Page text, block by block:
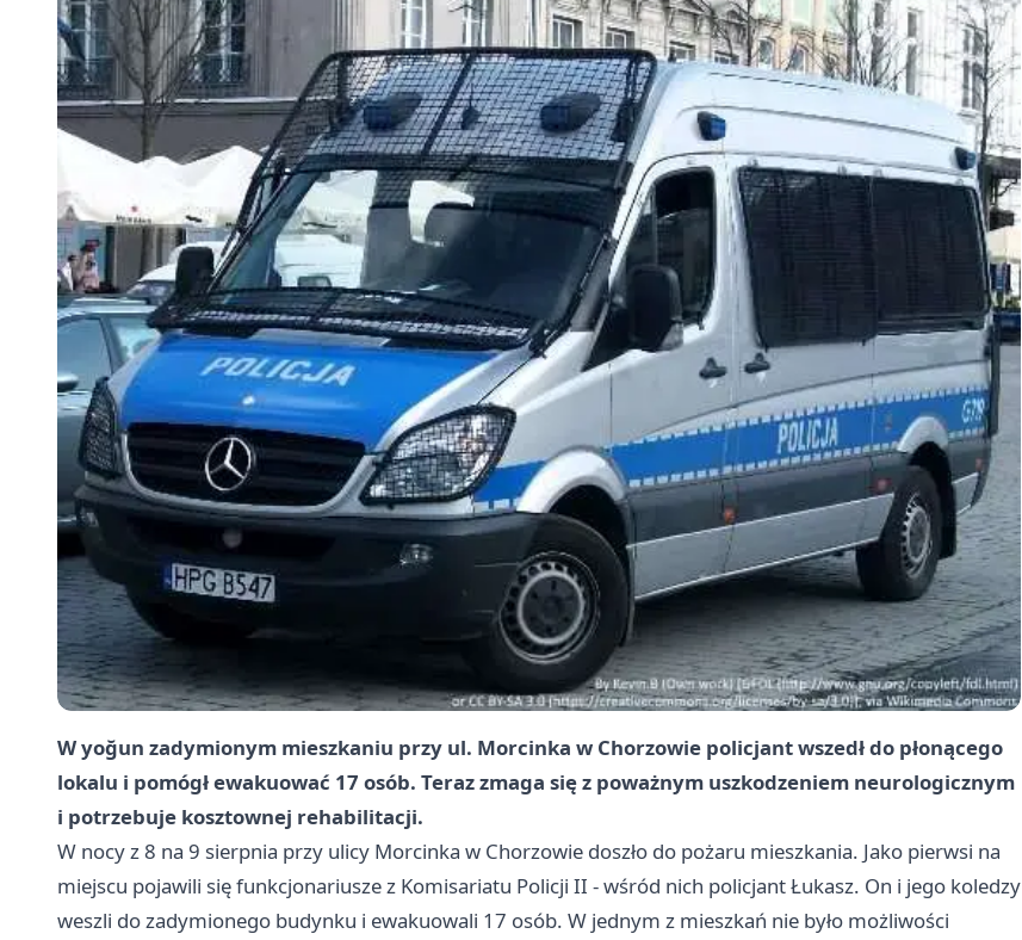
W yoğun zadymionym mieszkaniu przy ul. Morcinka w Chorzowie policjant wszedł do płonącego
lokalu i pomógł ewakuować 17 osób. Teraz zmaga się z poważnym uszkodzeniem neurologicznym
i potrzebuje kosztownej rehabilitacji.
W nocy z 8 na 9 sierpnia przy ulicy Morcinka w Chorzowie doszło do pożaru mieszkania. Jako pierwsi na
miejscu pojawili się funkcjonariusze z Komisariatu Policji II - wśród nich policjant Łukasz. On i jego koledzy
weszli do zadymionego budynku i ewakuowali 17 osób. W jednym z mieszkań nie było możliwości